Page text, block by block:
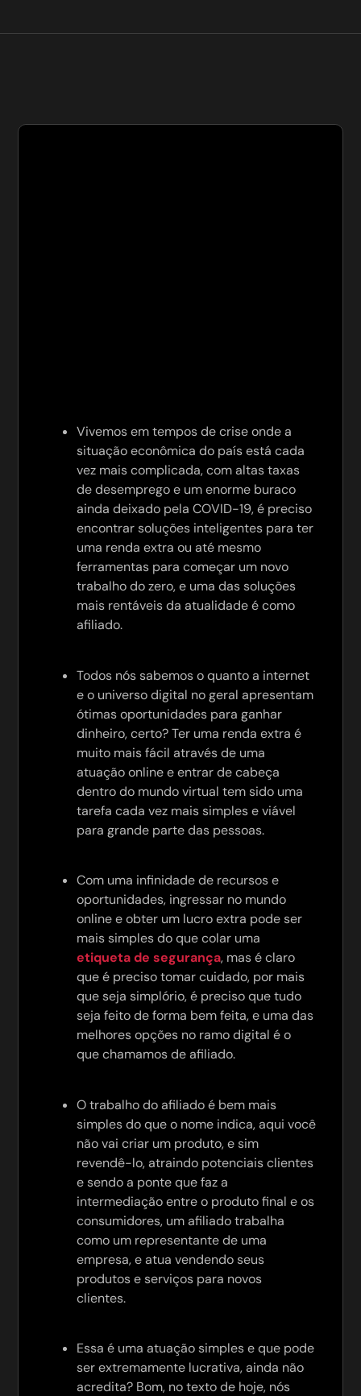
Vivemos em tempos de crise onde a
situação econômica do país está cada
vez mais complicada, com altas taxas
de desemprego e um enorme buraco
ainda deixado pela COVID-19, é preciso
encontrar soluções inteligentes para ter
uma renda extra ou até mesmo
ferramentas para começar um novo
trabalho do zero, e uma das soluções
mais rentáveis da atualidade é como
afiliado.
Todos nós sabemos o quanto a internet
e o universo digital no geral apresentam
ótimas oportunidades para ganhar
dinheiro, certo? Ter uma renda extra é
muito mais fácil através de uma
atuação online e entrar de cabeça
dentro do mundo virtual tem sido uma
tarefa cada vez mais simples e viável
para grande parte das pessoas.
Com uma infinidade de recursos e
oportunidades, ingressar no mundo
online e obter um lucro extra pode ser
mais simples do que colar uma
etiqueta de segurança, mas é claro
que é preciso tomar cuidado, por mais
que seja simplório, é preciso que tudo
seja feito de forma bem feita, e uma das
melhores opções no ramo digital é o
que chamamos de afiliado.
O trabalho do afiliado é bem mais
simples do que o nome indica, aqui você
não vai criar um produto, e sim
revendê-lo, atraindo potenciais clientes
e sendo a ponte que faz a
intermediação entre o produto final e os
consumidores, um afiliado trabalha
como um representante de uma
empresa, e atua vendendo seus
produtos e serviços para novos
clientes.
Essa é uma atuação simples e que pode
ser extremamente lucrativa, ainda não
acredita? Bom, no texto de hoje, nós